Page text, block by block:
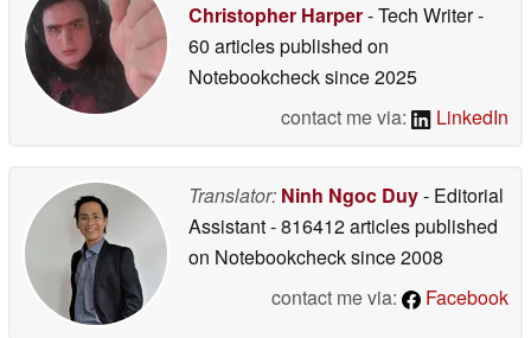
Christopher Harper- Tech Writer-
60 articles published on
Notebookchecksince 2025
contact me via:
LinkedIn
Translator: Ninh Ngoc Duy- Editorial
Assistant- 816412 articles published
on Notebookchecksince 2008
contact me via:
Facebook